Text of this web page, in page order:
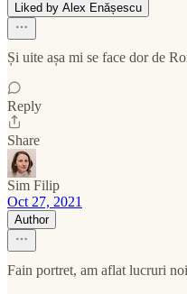
Liked by Alex Enășescu
Și uite așa mi se face dor de
Reply
Share
Sim Filip
Oct 27, 2021
Author
Fain portret, am aflat lucruri